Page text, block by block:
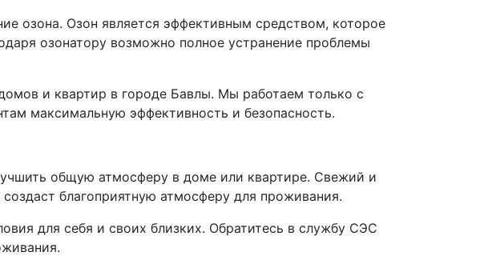
озона. Озон является эффективным средством, которое
озонатору возможно полное устранение проблемы
и квартир в городе Бавлы. Мы работаем только с
максимальную эффективность и безопасность.
общую атмосферу в доме или квартире. Свежий и
благоприятную атмосферу для проживания.
для себя и своих близких. Обратитесь в службу СЭС